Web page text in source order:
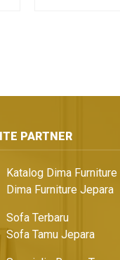
PARTNER
Katalog Dima Furniture
Dima Furniture Jepara
Sofa Terbaru
Sofa Tamu Jepara